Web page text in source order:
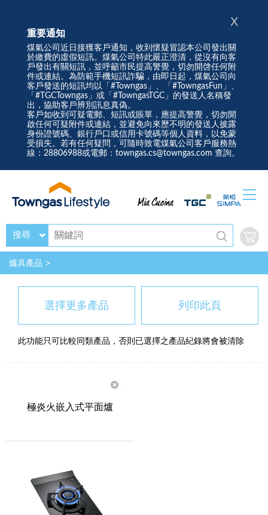
重要通知
煤氣公司近日接獲客戶通知，收到懷疑冒認本公司發出關
於繳費的虛假短訊。煤氣公司特此嚴正澄清，從沒有向客
戶發出有關短訊，並呼籲市民提高警覺，切勿開啓任何附
件或連結。為防範手機短訊詐騙，由即日起，煤氣公司向
客戶發送的短訊均以「#Towngas」、「#TowngasFun」、
「#TGCTowngas」或「#TowngasTGC」的發送人名稱發
出，協助客戶辨別訊息真偽。
客戶如收到可疑電郵、短訊或賬單，應提高警覺，切勿開
啟任何可疑附件或連結，並避免向來歷不明的發送人披露
身份證號碼、銀行戶口或信用卡號碼等個人資料，以免蒙
受損失。若有任何疑問，可隨時致電煤氣公司客戶服務熱
線：28806988或電郵：towngas.cs@towngas.com 查詢。
X
搜尋
爐具產品
選擇更多產品 列印此頁
此功能只可比較同類產品，否則已選擇之產品紀錄將會被清除
極炎火嵌入式平面爐